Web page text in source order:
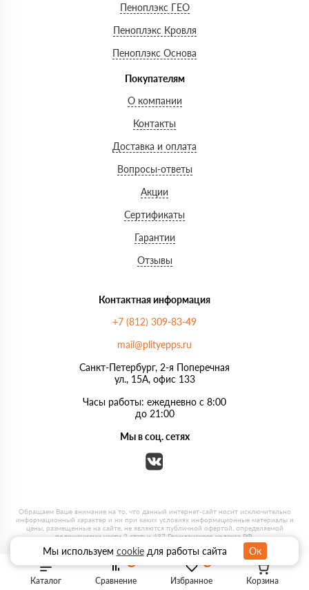
Каталог Избранное
Сравнение Корзина
Пеноплэкс ГЕО
Пеноплэкс Кровля
Пеноплэкс Основа
Покупателям
О компании
Контакты
Доставка и оплата
Вопросы-ответы
Акции
Сертификаты
Гарантии
Отзывы
Контактная информация
+7 (812) 309-83-49
mail@plityepps.ru
Санкт-Петербург, 2-я Поперечная
ул., 15А, офис 133
Часы работы: ежедневно с 8:00
до 21:00
Мы в соц. сетях
Мы используем cookieдля работы сайта Ок